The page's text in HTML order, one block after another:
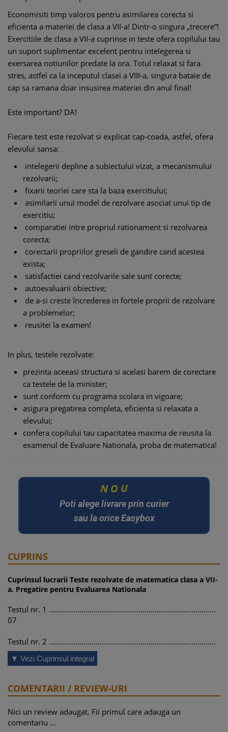
Economisiti timp valoros pentru asimilarea corecta si
eficienta a materiei de clasa a VII-a! Dintr-o singura „trecere”!
Exercitiile de clasa a VII-a cuprinse in teste ofera copilului tau
un suport suplimentar excelent pentru intelegerea si
exersarea notiunilor predate la ora. Totul relaxat si fara
stres, astfel ca la inceputul clasei a VIII-a, singura bataie de
cap sa ramana doar insusirea materiei din anul final!
Este important? DA!
Fiecare test este rezolvat si explicat cap-coada, astfel, ofera
elevului sansa:
intelegerii depline a subiectului vizat, a mecanismului
rezolvarii;
fixarii teoriei care sta la baza exercitiului;
asimilarii unui model de rezolvare asociat unui tip de
exercitiu;
comparatiei intre propriul rationament si rezolvarea
corecta;
corectarii propriilor greseli de gandire cand acestea
exista;
satisfactiei cand rezolvarile sale sunt corecte;
autoevaluarii obiective;
de a-si creste încrederea in fortele proprii de rezolvare
a problemelor;
reusitei la examen!
In plus, testele rezolvate:
prezinta aceeasi structura si acelasi barem de corectare
ca testele de la minister;
sunt conform cu programa scolara in vigoare;
asigura pregatirea completa, eficienta si relaxata a
elevului;
confera copilului tau capacitatea maxima de reusita la
examenul de Evaluare Nationala, proba de matematica!
N O U
Poti alege livrare prin curier
sau la orice Easybox
CUPRINS
Cuprinsul lucrarii Teste rezolvate de matematica clasa a VII-
a. Pregatire pentru Evaluarea Nationala
Testul nr. 1 ………………………………………………………………….……
07
Testul nr. 2 ………………………………………………………………….……
11
15
19
▼ Vezi Cuprinsul integral
COMENTARII / REVIEW-URI
Nici un review adaugat. Fii primul care adauga un
comentariu ...